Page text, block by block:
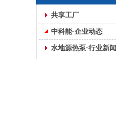
共享工厂
中科能·企业动态
水地源热泵·行业新闻